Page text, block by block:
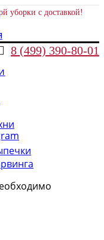
уборки с доставкой!
8 (499) 390-80-01